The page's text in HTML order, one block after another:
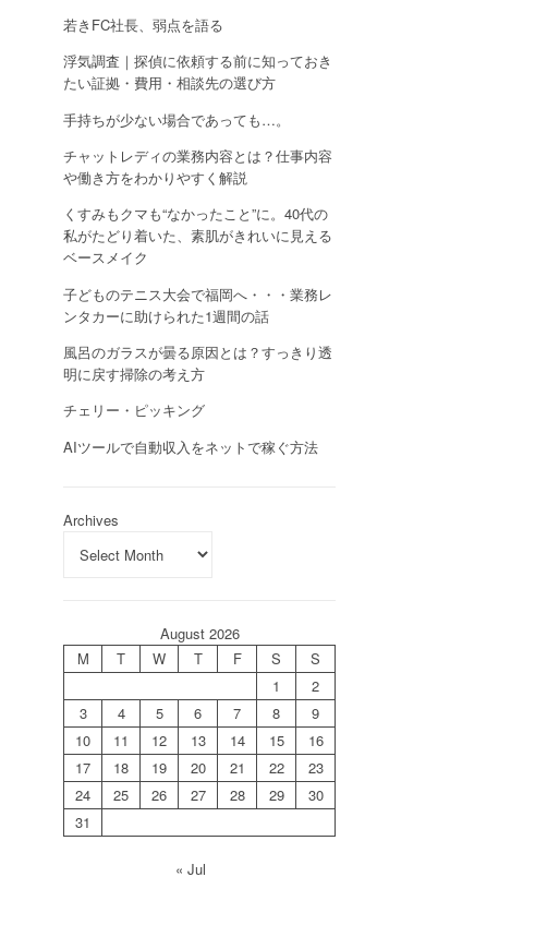
若きFC社長、弱点を語る
浮気調査｜探偵に依頼する前に知っておき
たい証拠・費用・相談先の選び方
手持ちが少ない場合であっても…。
チャットレディの業務内容とは？仕事内容
や働き方をわかりやすく解説
くすみもクマも“なかったこと”に。40代の
私がたどり着いた、素肌がきれいに見える
ベースメイク
子どものテニス大会で福岡へ・・・業務レ
ンタカーに助けられた1週間の話
風呂のガラスが曇る原因とは？すっきり透
明に戻す掃除の考え方
チェリー・ピッキング
AIツールで自動収入をネットで稼ぐ方法
Archives
August 2026
M
T W T F S
S
1
2
3
4 5 6 7 8
9
10
11 12 13 14 15
16
17
18 19 20 21 22
23
24
25 26 27 28 29
30
31
« Jul